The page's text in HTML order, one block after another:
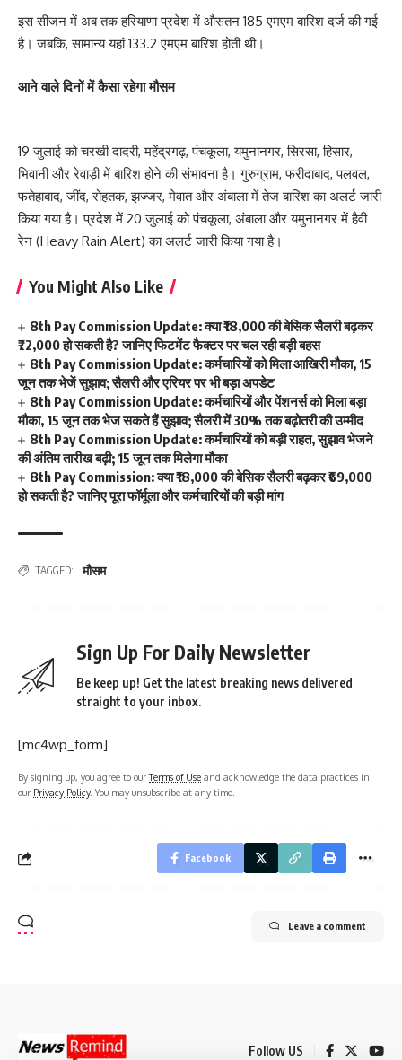
इस सीजन में अब तक हरियाणा प्रदेश में औसतन 185 एमएम बारिश दर्ज की गई
है। जबकि, सामान्य यहां 133.2 एमएम बारिश होती थी।
आने वाले दिनों में कैसा रहेगा मौसम
19 जुलाई को चरखी दादरी, महेंद्रगढ़, पंचकूला, यमुनानगर, सिरसा, हिसार,
भिवानी और रेवाड़ी में बारिश होने की संभावना है। गुरुग्राम, फरीदाबाद, पलवल,
फतेहाबाद, जींद, रोहतक, झज्जर, मेवात और अंबाला में तेज बारिश का अलर्ट जारी
किया गया है। प्रदेश में 20 जुलाई को पंचकूला, अंबाला और यमुनानगर में हैवी
रेन (Heavy Rain Alert) का अलर्ट जारी किया गया है।
You Might Also Like
8th Pay Commission Update: क्या ₹18,000 की बेसिक सैलरी बढ़कर
₹72,000 हो सकती है? जानिए फिटमेंट फैक्टर पर चल रही बड़ी बहस
8th Pay Commission Update: कर्मचारियों को मिला आखिरी मौका, 15
जून तक भेजें सुझाव; सैलरी और एरियर पर भी बड़ा अपडेट
8th Pay Commission Update: कर्मचारियों और पेंशनर्स को मिला बड़ा
मौका, 15 जून तक भेज सकते हैं सुझाव; सैलरी में 30% तक बढ़ोतरी की उम्मीद
8th Pay Commission Update: कर्मचारियों को बड़ी राहत, सुझाव भेजने
की अंतिम तारीख बढ़ी; 15 जून तक मिलेगा मौका
8th Pay Commission: क्या ₹18,000 की बेसिक सैलरी बढ़कर ₹69,000
हो सकती है? जानिए पूरा फॉर्मूला और कर्मचारियों की बड़ी मांग
TAGGED: मौसम
Sign Up For Daily Newsletter
Be keep up! Get the latest breaking news delivered
straight to your inbox.
[mc4wp_form]
By signing up, you agree to ourTerms of Use and acknowledge the data practices in
our Privacy Policy. You may unsubscribe at any time.
Facebook
Leave a comment
Follow US